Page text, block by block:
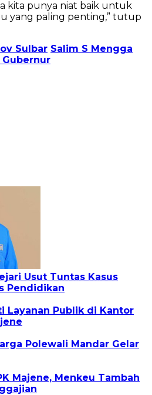
kita punya niat baik untuk
yang paling penting,” tutup
Sulbar Salim S Mengga
Usut Tuntas Kasus
Pendidikan
Layanan Publik di Kantor
Polewali Mandar Gelar
Majene, Menkeu Tambah